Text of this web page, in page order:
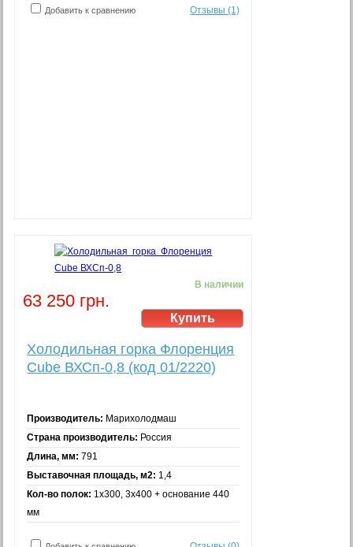
Добавить к сравнению Отзывы (1)
63 250 грн.
В наличии
Холодильная горка Флоренция
Cube ВХСп-0,8 (код 01/2220)
Производитель: Марихолодмаш
Страна производитель: Россия
Длина, мм: 791
Выставочная площадь, м2: 1,4
Кол-во полок: 1х300, 3х400 + основание 440
мм